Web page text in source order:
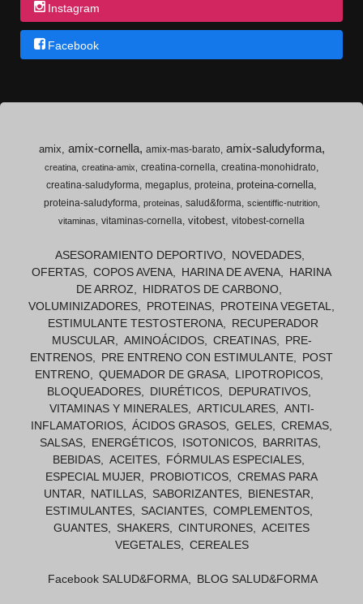
Instagram
Facebook
amix amix-cornella amix-mas-barato amix-saludyforma
creatina creatina-amix creatina-cornella creatina-monohidrato
creatina-saludyforma megaplus proteina proteina-cornella
proteina-saludyforma proteinas salud&forma
scientiffic-nutrition
vitaminas
vitaminas-cornella vitobest vitobest-cornella
ASESORAMIENTO DEPORTIVO
NOVEDADES
OFERTAS
COPOS AVENA HARINA DE AVENA
HARINA
DE ARROZ
HIDRATOS DE CARBONO
VOLUMINIZADORES
PROTEINAS
PROTEINA VEGETAL
ESTIMULANTE TESTOSTERONA
RECUPERADOR
MUSCULAR
AMINOÁCIDOS CREATINAS
PRE-
ENTRENOS
PRE ENTRENO CON ESTIMULANTE
POST
ENTRENO
QUEMADOR DE GRASA
LIPOTROPICOS
BLOQUEADORES
DIURÉTICOS
DEPURATIVOS
VITAMINAS Y MINERALES
ARTICULARES
ANTI-
INFLAMATORIOS
ÁCIDOS GRASOS GELES
CREMAS
SALSAS
ENERGÉTICOS ISOTONICOS
BARRITAS
BEBIDAS
ACEITES
FÓRMULAS ESPECIALES
ESPECIAL MUJER
PROBIOTICOS
CREMAS PARA
UNTAR
NATILLAS SABORIZANTES
BIENESTAR
ESTIMULANTES
SACIANTES
COMPLEMENTOS
GUANTES
SHAKERS CINTURONES
ACEITES
VEGETALES
CEREALES
Facebook SALUD&FORMA BLOG SALUD&FORMA